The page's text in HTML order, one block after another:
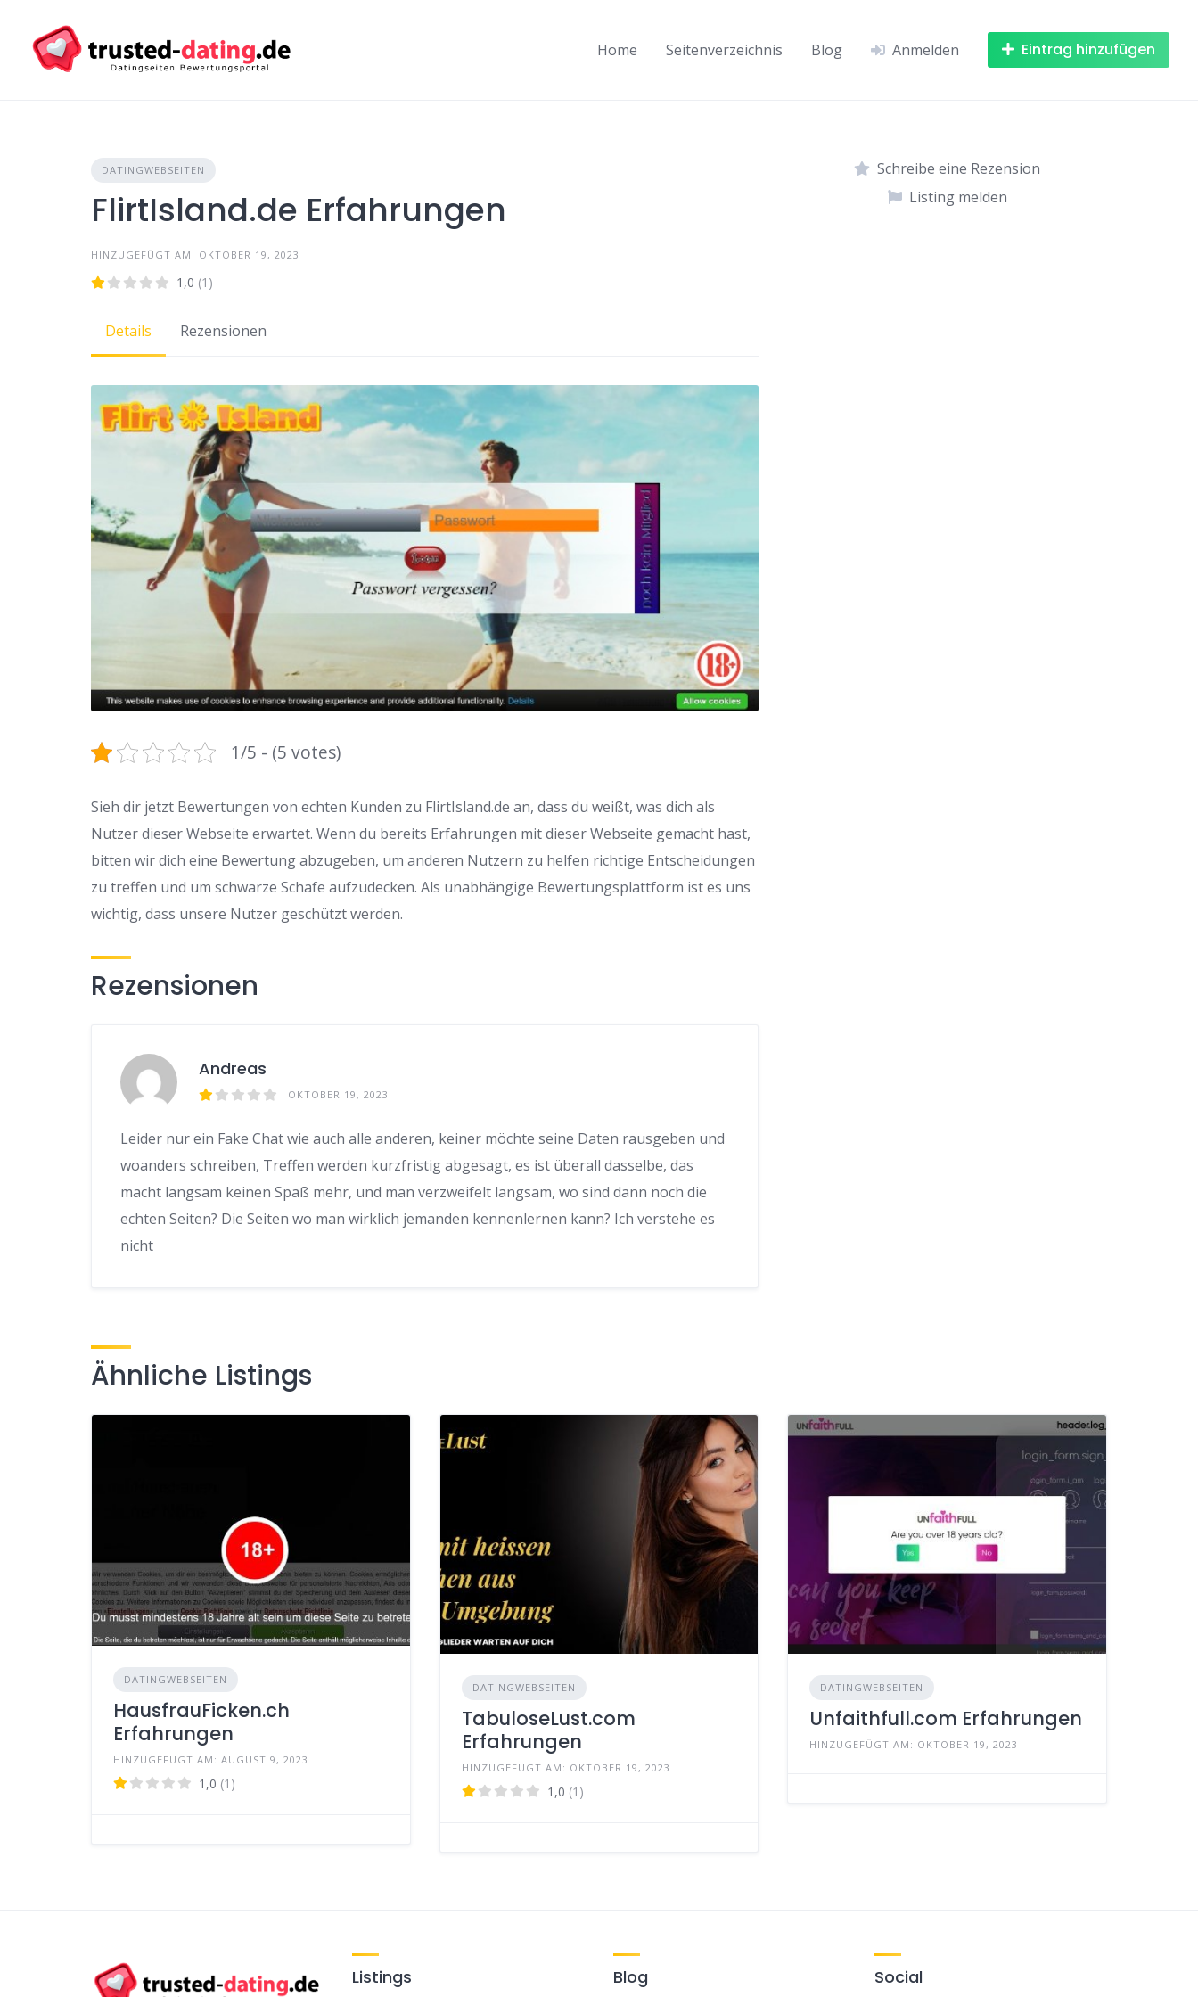
content
Home Seitenverzeichnis Blog Anmelden Eintrag hinzufügen
DATINGWEBSEITEN
FlirtIsland.de Erfahrungen
HINZUGEFÜGT AM: OKTOBER 19, 2023
1,0 (1)
Details Rezensionen
1/5 - (5 votes)
Sieh dir jetzt Bewertungen von echten Kunden zu FlirtIsland.de an, dass du weißt, was dich als
Nutzer dieser Webseite erwartet. Wenn du bereits Erfahrungen mit dieser Webseite gemacht hast,
bitten wir dich eine Bewertung abzugeben, um anderen Nutzern zu helfen richtige Entscheidungen
zu treffen und um schwarze Schafe aufzudecken. Als unabhängige Bewertungsplattform ist es uns
wichtig, dass unsere Nutzer geschützt werden.
Rezensionen
Andreas
OKTOBER 19, 2023
Leider nur ein Fake Chat wie auch alle anderen, keiner möchte seine Daten rausgeben und
woanders schreiben, Treffen werden kurzfristig abgesagt, es ist überall dasselbe, das
macht langsam keinen Spaß mehr, und man verzweifelt langsam, wo sind dann noch die
echten Seiten? Die Seiten wo man wirklich jemanden kennenlernen kann? Ich verstehe es
nicht
Schreibe eine Rezension
Listing melden
Ähnliche Listings
DATINGWEBSEITEN
HausfrauFicken.ch
Erfahrungen
HINZUGEFÜGT AM: AUGUST 9, 2023
1,0 (1)
DATINGWEBSEITEN
TabuloseLust.com
Erfahrungen
HINZUGEFÜGT AM: OKTOBER 19, 2023
1,0 (1)
DATINGWEBSEITEN
Unfaithfull.com Erfahrungen
HINZUGEFÜGT AM: OKTOBER 19, 2023
Listings Blog Social